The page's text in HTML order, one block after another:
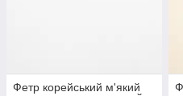
Фетр корейський м'який